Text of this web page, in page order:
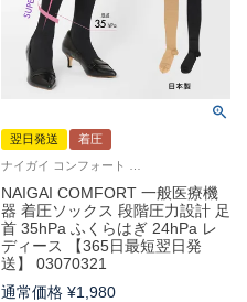
翌日発送
着圧
NAIGAI COMFORT 一般医療機
器 着圧ソックス 段階圧力設計 足
首 35hPa ふくらはぎ 24hPa レ
ディース 【365日最短翌日発
送】 03070321
通常価格 ¥1,980